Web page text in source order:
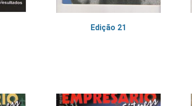
Edição 21